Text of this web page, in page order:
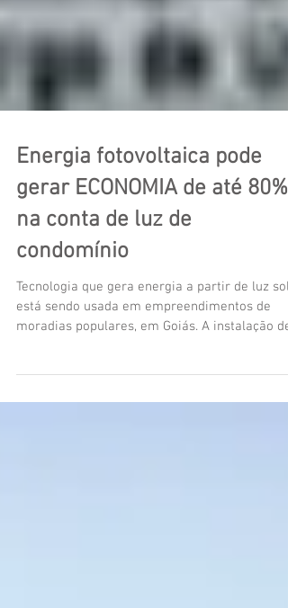
Energia fotovoltaica pode
gerar ECONOMIA de até 80%
condomínio
Tecnologia que gera energia a partir de luz
moradias populares, em Goiás. A instalação